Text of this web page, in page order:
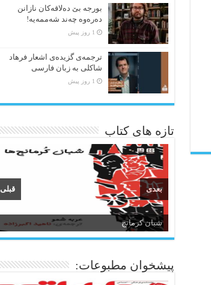
بورجە بێ دەلاقەکان نازانن
دەرەوە چەند شەممەیە!
1 روز پیش
ترجمه‌ی گزیده‌‌ی اشعار فرهاد
شاکلی به زبان فارسی
1 روز پیش
تازه های کتاب
زبان و ادبیات کردی
قبلی بعدی
پیشخوان مطبوعات: